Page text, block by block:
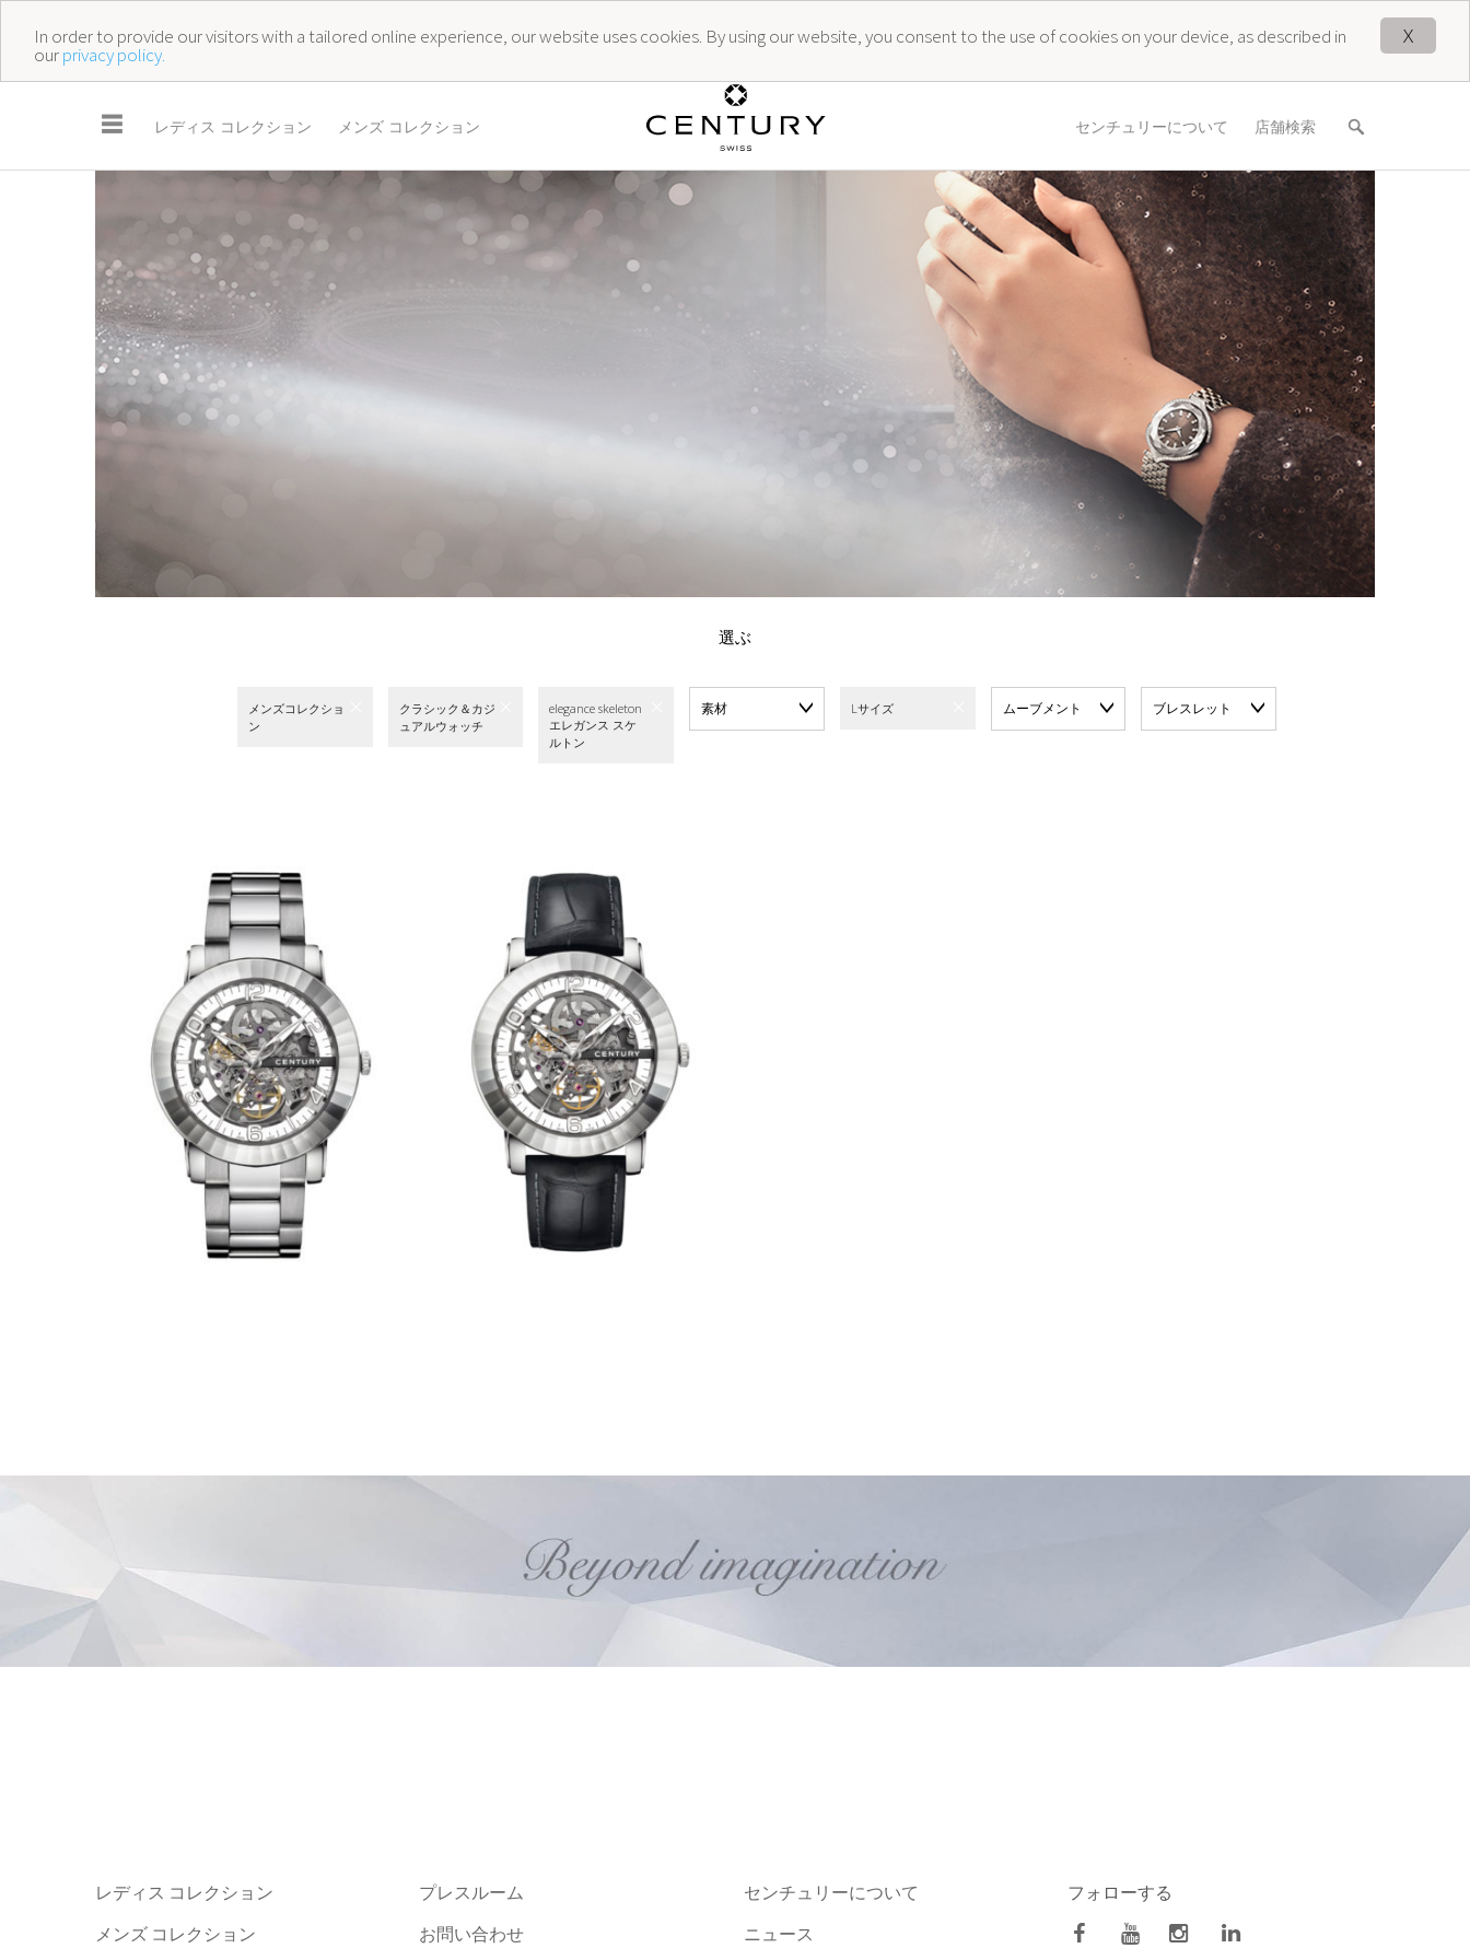
X
In order to provide our visitors with a tailored online experience, our website uses cookies. By using our website, you consent to the use of cookies on your device, as described in
ourprivacy policy.
☰ レディス コレクション メンズ コレクション センチュリーについて 店舗検索
選ぶ
メンズコレクショ
ン
クラシック＆カジ
ュアルウォッチ
elegance skeleton
エレガンス スケ
ルトン
素材 Lサイズ ムーブメント ブレスレット
レディス コレクション
メンズ コレクション
プレスルーム
お問い合わせ
センチュリーについて
ニュース
フォローする
facebookYoutubeInstagram